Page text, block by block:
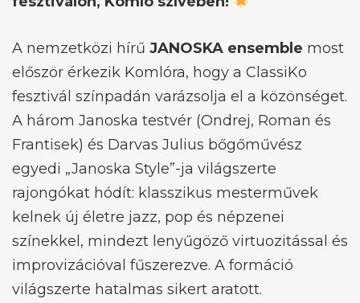
A nemzetközi hírű JANOSKA ensemble most
először érkezik Komlóra, hogy a ClassiKo
fesztivál színpadán varázsolja el a közönséget.
A három Janoska testvér (Ondrej, Roman és
Frantisek) és Darvas Julius bőgőművész
egyedi „Janoska Style”-ja világszerte
rajongókat hódít: klasszikus mesterművek
kelnek új életre jazz, pop és népzenei
színekkel, mindezt lenyűgöző virtuozitással és
improvizációval fűszerezve. A formáció
világszerte hatalmas sikert aratott.